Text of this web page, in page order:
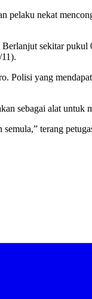
pelaku nekat
sekitar
Polisi yang
sebagai alat untuk
terang